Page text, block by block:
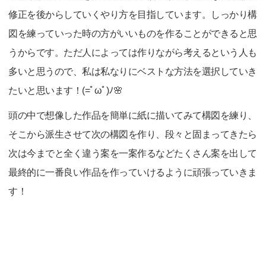
修正を後からしていくやり方を目指しています。しっかり構
図を練っていった時の方がいいものを作ることができると思
うからです。ただ人によっては作りながら考えるという人も
多いと思うので、私は私なりにベストな方法を選択していき
たいと思います！(=ﾟωﾟ)ﾉ🌸
頭の中で想像した作品を簡単に紙に描いてみて構図を練り、
そこから派生させて次の構図を作り、段々と固まってきたら
次は今までと全く違う案を一案作るなどたくさん案を出して
最終的に一番良い作品を作っていけるように頑張っていきま
す！